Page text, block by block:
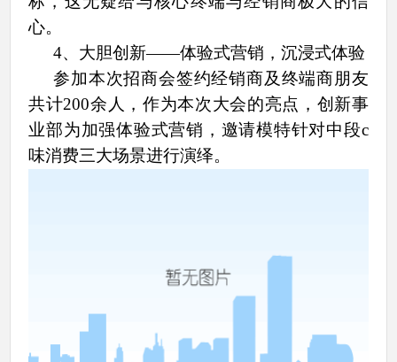
心。
4、 大胆创新——体验式营销，沉浸式体验
参加本次招商会签约经销商及终端商朋友
共计200余人，作为本次大会的亮点，创新事
业部为加强体验式营销，邀请模特针对中段c
味消费三大场景进行演绎。